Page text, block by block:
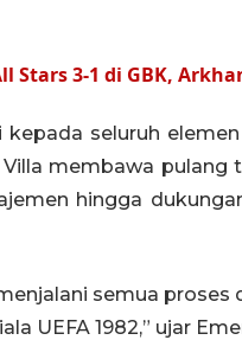
3-1 di GBK,
seluruh
membawa pulang
hingga
semua proses
UEFA 1982,” ujar